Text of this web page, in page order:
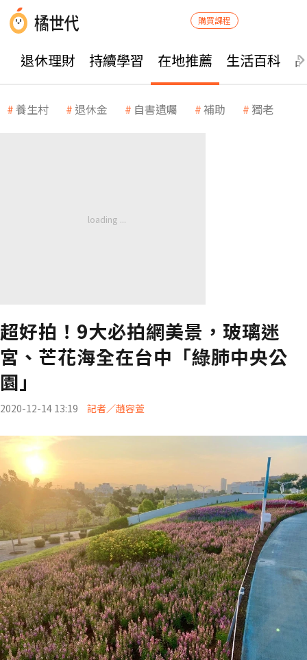
購買課程
退休理財 持續學習 在地推薦 生活百科
養生村 退休金 自書遺囑 補助 獨老
超好拍！9大必拍網美景，玻璃迷
宮、芒花海全在台中「綠肺中央公
園」
2020-12-14 13:19 記者／趙容萱